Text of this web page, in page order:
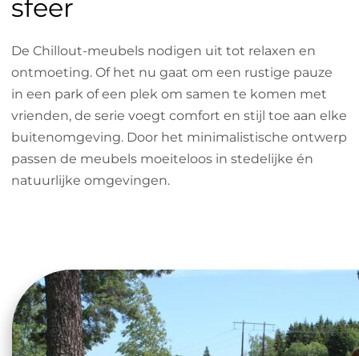
sfeer
De Chillout-meubels nodigen uit tot relaxen en
ontmoeting. Of het nu gaat om een rustige pauze
in een park of een plek om samen te komen met
vrienden, de serie voegt comfort en stijl toe aan elke
buitenomgeving. Door het minimalistische ontwerp
passen de meubels moeiteloos in stedelijke én
natuurlijke omgevingen.